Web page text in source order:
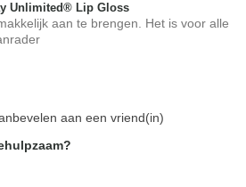
Unlimited® Lip Gloss
aan te brengen. Het is voor alle
merken
aan een vriend(in)